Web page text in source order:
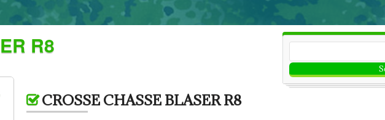
poing
Lunettes / Points
rouge
Montages
Archives / Ruptures Archives / RupturesManuels Techniques
Informations
R8
CROSSE CHASSE BLASER R8